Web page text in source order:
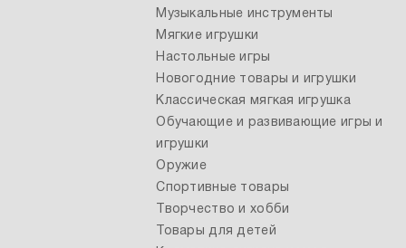
Музыкальные инструменты
Мягкие игрушки
Настольные игры
Новогодние товары и игрушки
Классическая мягкая игрушка
Обучающие и развивающие игры и
игрушки
Оружие
Спортивные товары
Творчество и хобби
Товары для детей